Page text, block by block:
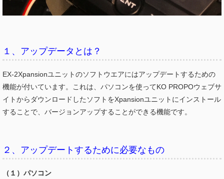
１、アップデータとは？
EX-2Xpansionユニットのソフトウエアにはアップデートするための
機能が付いています。これは、パソコンを使ってKO PROPOウェブサ
イトからダウンロードしたソフトをXpansionユニットにインストール
することで、バージョンアップすることができる機能です。
２、アップデートするために必要なもの
（１）パソコン